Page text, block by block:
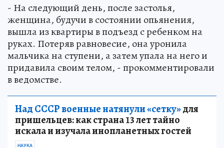
- На следующий день, после застолья,
женщина, будучи в состоянии опьянения,
вышла из квартиры в подъезд с ребенком на
руках. Потеряв равновесие, она уронила
мальчика на ступени, а затем упала на него и
придавила своим телом, - прокомментировали
в ведомстве.
Над СССР военные натянули «сетку»для
пришельцев: как страна 13 лет тайно
искала и изучала инопланетных гостей
НАУКА